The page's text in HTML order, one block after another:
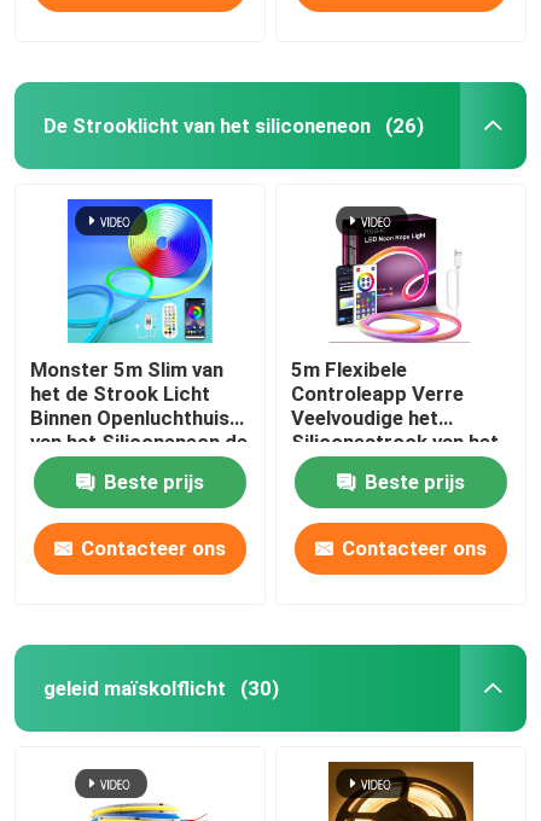
Thuis
Producten
Videos
Over ons
Contacteer ons
De Strooklicht van het siliconeneon (26)
Monster 5m Slim van
het de Strook Licht
Binnen Openluchthuis
van het Siliconeneon de
Bardecor 12V
Beste prijs
Contacteer ons
5m Flexibele
Controleapp Verre
Veelvoudige het
Siliconestrook van het
Wijzen RGB Neon
Beste prijs
Contacteer ons
geleid maïskolflicht (30)